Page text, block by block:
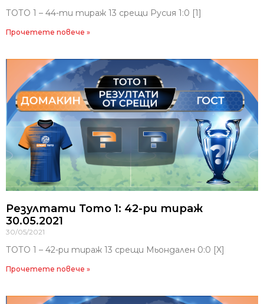
ТОТО 1 – 44-ти тираж 13 срещи Русия 1:0 [1]
Прочетете повече »
Резултати Тото 1: 42-ри тираж
30.05.2021
30/05/2021
ТОТО 1 – 42-ри тираж 13 срещи Мьондален 0:0 [X]
Прочетете повече »